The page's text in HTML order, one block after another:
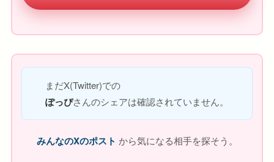
まだX(Twitter)での
ぽっぴさんのシェアは確認されていません。
みんなのXのポスト から気になる相手を探そう。